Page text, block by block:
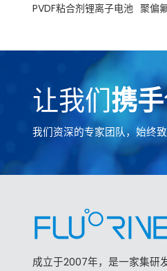
PVDF粘合剂锂离子电池 聚偏
让我们携手
我们资深的专家团队，始终
成立于2007年，是一家集研